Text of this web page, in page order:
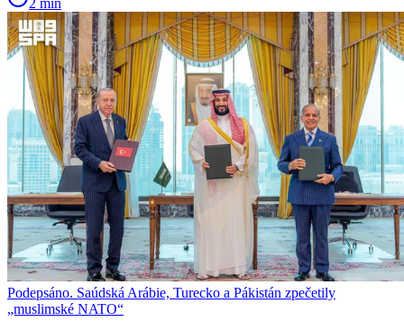
2 min
Podepsáno. Saúdská Arábie, Turecko a Pákistán zpečetily
„muslimské NATO“